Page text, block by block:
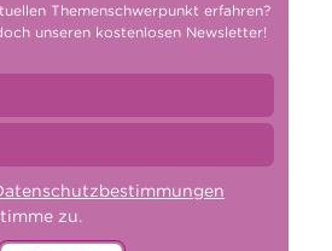
Themenschwerpunkt erfahren?
unseren kostenlosen Newsletter!
zu.